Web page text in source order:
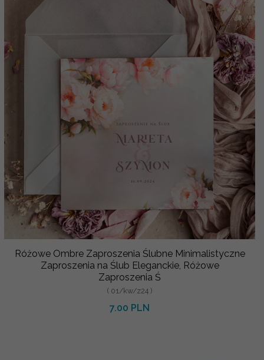
Różowe Ombre Zaproszenia Ślubne Minimalistyczne
Zaproszenia na Ślub Eleganckie, Różowe
Zaproszenia Ś
( 01/kw/z24 )
7.00 PLN